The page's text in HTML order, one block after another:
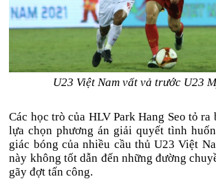
U23 Việt Nam vất vả trước U23
Các học trò của HLV Park Hang Seo tỏ
lựa chọn phương án giải quyết tình
giác bóng của nhiều cầu thủ U23 Việt
này không tốt dẫn đến những đường
gãy đợt tấn công.